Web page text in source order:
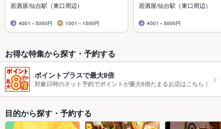
居酒屋/仙台駅（東口周辺）
4001～5000円 1001～1500円
居酒屋/仙台駅（東口周辺）
4001～5000円
お得な特集から探す・予約する
ポイントプラスで最大8倍
対象日時のネット予約でポイントが最大8倍たまるお店はこちら！
目的から探す・予約する